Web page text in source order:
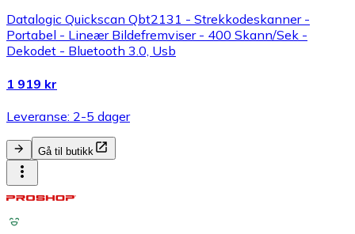
Datalogic Quickscan Qbt2131 - Strekkodeskanner -
Portabel - Lineær Bildefremviser - 400 Skann/Sek -
Dekodet - Bluetooth 3.0, Usb
1 919 kr
Leveranse: 2-5 dager
Gå til butikk